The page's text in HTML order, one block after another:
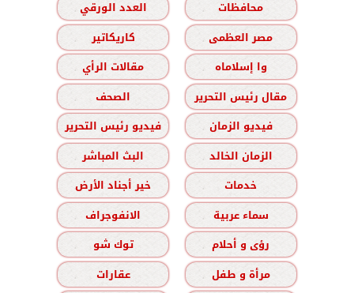
محافظات
العدد الورقي
مصر العظمى
كاريكاتير
وا إسلاماه
مقالات الرأي
مقال رئيس التحرير
الصحف
فيديو الزمان
فيديو رئيس التحرير
الزمان الخالد
البث المباشر
خدمات
خير أجناد الأرض
سماء عربية
الانفوجراف
رؤى و أحلام
توك شو
مرأة و طفل
عقارات